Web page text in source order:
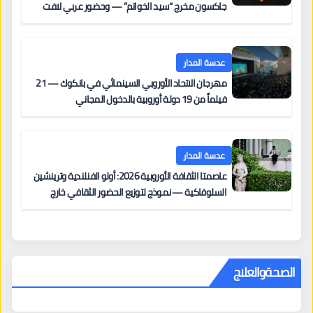
جاكسون مخرج “سيد الخواتم” — وحضور عربي لافت
عدسة المدار
مهرجان الاتحاد الأوروبي السينمائي في بانكوك — 21
فيلماً من 19 دولة أوروبية بالدخول المجاني
عدسة المدار
عاصمتا الثقافة الأوروبية 2026: أولو الفنلندية وترينشين
السلوفاكية — نموذج لتوزيع الحضور الثقافي خارج
الصحةوالعلاج